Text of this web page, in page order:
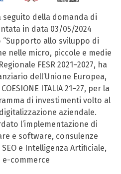
a seguito della domanda di
in data 03/05/2024
“Supporto allo sviluppo di
nelle micro, piccole e medie
FESR 2021–2027, ha
dell’Unione Europea,
ITALIA 21–27, per la
di investimenti volto al
aziendale.
l’implementazione di
e software, consulenze
e Intelligenza Artificiale,
e-commerce